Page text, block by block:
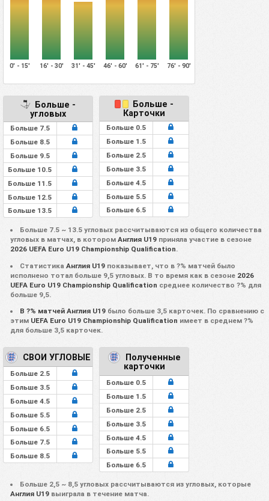
0' - 15' 16' - 30' 31' - 45' 46' - 60' 61' - 75' 76' - 90'
Больше -
угловых
Больше 7.5
Больше 8.5
Больше 9.5
Больше 10.5
Больше 11.5
Больше 12.5
Больше 13.5
Больше -
Карточки
Больше 0.5
Больше 1.5
Больше 2.5
Больше 3.5
Больше 4.5
Больше 5.5
Больше 6.5
Больше 7.5 ~ 13.5 угловых рассчитываются из общего количества
угловых в матчах, в котором Англия U19приняла участие в сезоне
2026 UEFA Euro U19 Championship Qualification.
СтатистикаАнглия U19 показывает, что в ?% матчей было
исполнено тотал больше 9,5 угловых. В то время как в сезоне 2026
UEFA Euro U19 Championship Qualification среднее количество ?% для
больше 9,5.
В ?% матчей Англия U19 было больше 3,5 карточек. По сравнению с
этим UEFA Euro U19 Championship Qualification имеет в среднем ?%
для больше 3,5 карточек.
СВОИ УГЛОВЫЕ
Больше 2.5
Больше 3.5
Больше 4.5
Больше 5.5
Больше 6.5
Больше 7.5
Больше 8.5
Полученные
карточки
Больше 0.5
Больше 1.5
Больше 2.5
Больше 3.5
Больше 4.5
Больше 5.5
Больше 6.5
Больше 2,5 ~ 8,5 угловых рассчитываются из угловых, которые
Англия U19выиграла в течение матча.